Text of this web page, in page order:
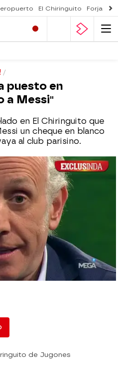
El Chiringuito Forjado
puesto en
a Messi"
en El Chiringuito que
un cheque en blanco
al club parisino.
2018, 13:01
de Jugones